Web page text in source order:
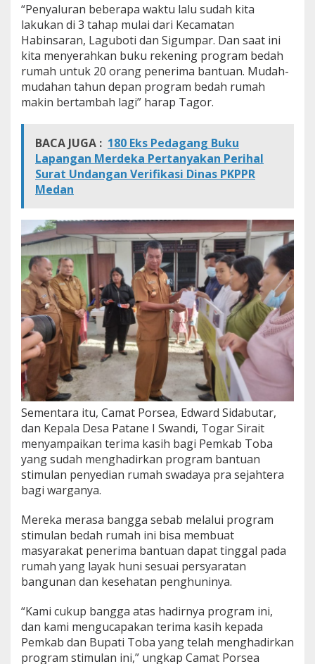
“Penyaluran beberapa waktu lalu sudah kita
lakukan di 3 tahap mulai dari Kecamatan
Habinsaran, Laguboti dan Sigumpar. Dan saat ini
kita menyerahkan buku rekening program bedah
rumah untuk 20 orang penerima bantuan. Mudah-
mudahan tahun depan program bedah rumah
makin bertambah lagi” harap Tagor.
BACA JUGA : 180 Eks Pedagang Buku
Lapangan Merdeka Pertanyakan Perihal
Surat Undangan Verifikasi Dinas PKPPR
Medan
Sementara itu, Camat Porsea, Edward Sidabutar,
dan Kepala Desa Patane I Swandi, Togar Sirait
menyampaikan terima kasih bagi Pemkab Toba
yang sudah menghadirkan program bantuan
stimulan penyedian rumah swadaya pra sejahtera
bagi warganya.
Mereka merasa bangga sebab melalui program
stimulan bedah rumah ini bisa membuat
masyarakat penerima bantuan dapat tinggal pada
rumah yang layak huni sesuai persyaratan
bangunan dan kesehatan penghuninya.
“Kami cukup bangga atas hadirnya program ini,
dan kami mengucapakan terima kasih kepada
Pemkab dan Bupati Toba yang telah menghadirkan
program stimulan ini,” ungkap Camat Porsea